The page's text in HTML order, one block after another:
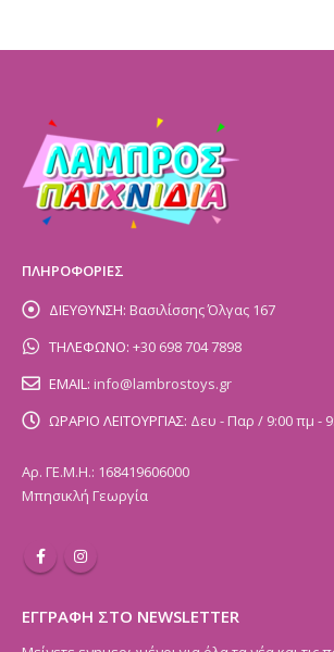
ΠΛΗΡΟΦΟΡΙΕΣ
ΔΙΕΥΘΥΝΣΗ: Βασιλίσσης Όλγας 167
ΤΗΛΕΦΩΝΟ: +30 698 704 7898
EMAIL: info@lambrostoys.gr
ΩΡΑΡΙΟ ΛΕΙΤΟΥΡΓΙΑΣ: Δευ - Παρ / 9:00 πμ -
Αρ. ΓΕ.Μ.Η.: 168419606000
Μπησικλή Γεωργία
ΕΓΓΡΑΦΗ ΣΤΟ NEWSLETTER